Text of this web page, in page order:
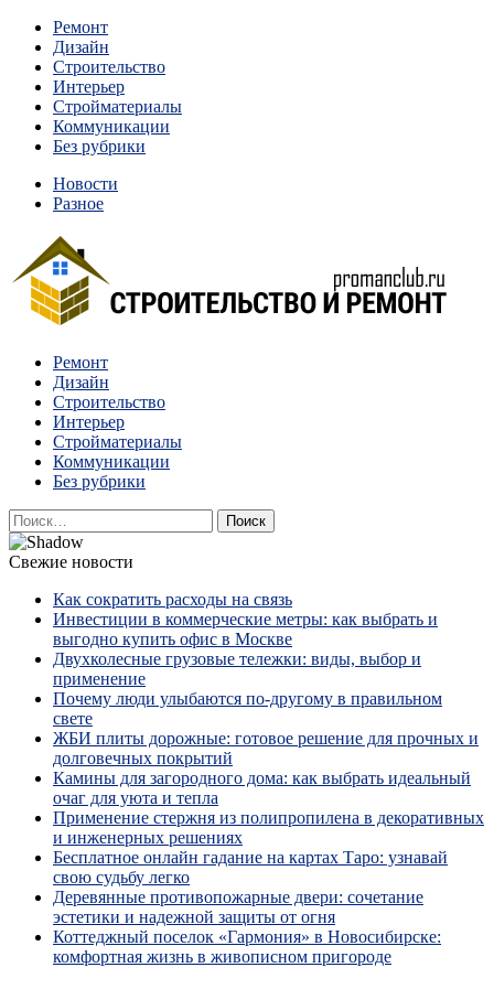
Перейти
содержимому
Ремонт
Дизайн
Строительство
Интерьер
Стройматериалы
Коммуникации
Без рубрики
Новости
Разное
Строительство и ремонт
Квартиры и дома, в которых живут разные люди, очень
отличаются между собой.
Ремонт
Дизайн
Строительство
Интерьер
Стройматериалы
Коммуникации
Без рубрики
Найти:
Свежие новости
Как сократить расходы на связь
Инвестиции в коммерческие метры: как выбрать и
выгодно купить офис в Москве
Двухколесные грузовые тележки: виды, выбор и
применение
Почему люди улыбаются по‑другому в правильном
свете
ЖБИ плиты дорожные: готовое решение для прочных и
долговечных покрытий
Камины для загородного дома: как выбрать идеальный
очаг для уюта и тепла
Применение стержня из полипропилена в декоративных
и инженерных решениях
Бесплатное онлайн гадание на картах Таро: узнавай
свою судьбу легко
Деревянные противопожарные двери: сочетание
эстетики и надежной защиты от огня
Коттеджный поселок «Гармония» в Новосибирске:
комфортная жизнь в живописном пригороде